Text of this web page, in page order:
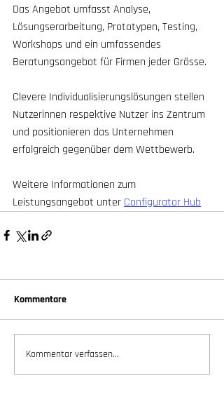
Das Angebot umfasst Analyse,
Lösungserarbeitung, Prototypen, Testing,
Workshops und ein umfassendes
Beratungsangebot für Firmen jeder Grösse.
Clevere Individualisierungslösungen stellen
Nutzerinnen respektive Nutzer ins Zentrum
und positionieren das Unternehmen
erfolgreich gegenüber dem Wettbewerb.
Weitere Informationen zum
Leistungsangebot unter Configurator Hub
Kommentare
Kommentar verfassen...